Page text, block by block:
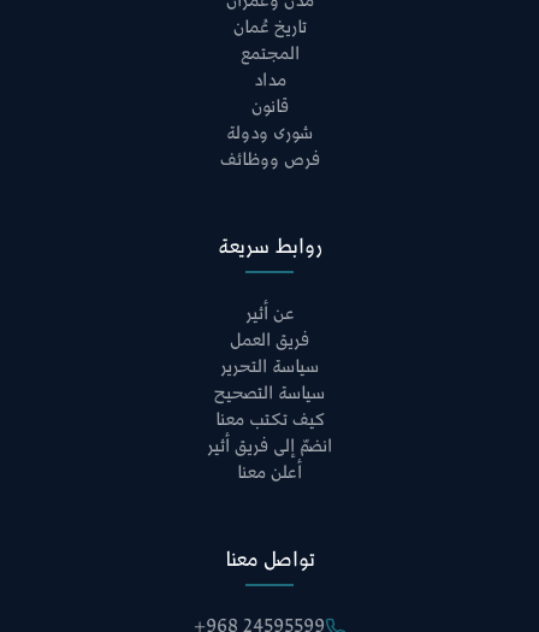
تاريخ عُمان
المجتمع
مداد
قانون
شورى ودولة
فرص ووظائف
روابط سريعة
عن أثير
فريق العمل
سياسة التحرير
سياسة التصحيح
كيف تكتب معنا
انضمّ إلى فريق أثير
أعلن معنا
تواصل معنا